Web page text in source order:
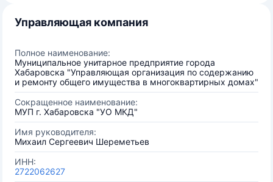
Управляющая компания
Полное наименование:
Муниципальное унитарное предприятие города
Хабаровска "Управляющая организация по содержанию
и ремонту общего имущества в многоквартирных домах"
Сокращенное наименование:
МУП г. Хабаровска "УО МКД"
Имя руководителя:
Михаил Сергеевич Шереметьев
ИНН:
2722062627